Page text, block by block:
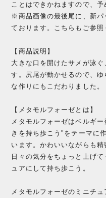
ことはできかねますので、予
※商品画像の最後尾に、新パ
ております。こちらもご参照
【商品説明】
大きな口を開けたサメが泳
す。尻尾が動かせるので、
な作りにもこだわりました。
【メタモルフォーゼとは】
メタモルフォーゼはベルギ
きを持ち歩こう"をテーマに
います。かわいいながらも精
日々の気分をちょっと上げ
ュアにして持ち歩こう。
メタモルフォーゼのミニチ